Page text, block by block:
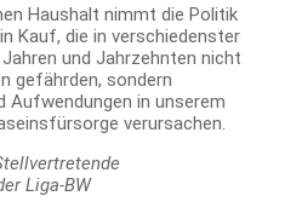
Haushalt nimmt die Politik
Kauf, die in verschiedenster
und Jahrzehnten nicht
gefährden, sondern
Aufwendungen in unserem
verursachen.
Liga-BW